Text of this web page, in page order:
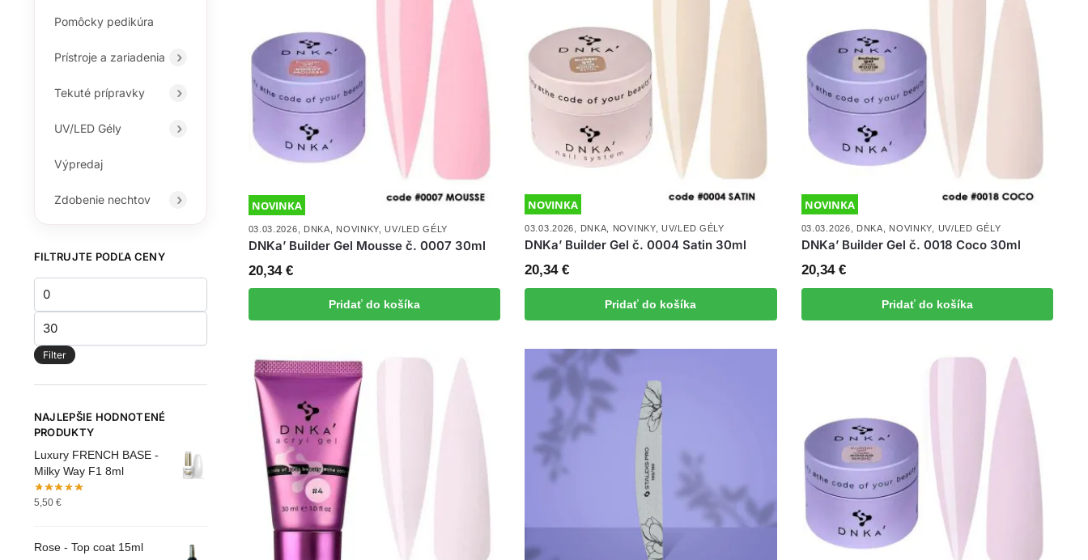
NOVINKA
03.03.2026 DNKA NOVINKY ,UV/LED GÉLY
DNKa’ Builder Gel Mousse č. 0007 30ml
20,34 €
Pridať do košíka
NOVINKA
03.03.2026 DNKA NOVINKY,UV/LED GÉLY
DNKa’ Builder Gel č. 0004 Satin 30ml
20,34€
Pridať do košíka
NOVINKA
03.03.2026 DNKA NOVINKY UV/LED GÉLY
DNKa’ Builder Gel č. 0018 Coco 30ml
20,34 €
Pridať do košíka
Pomôcky pedikúra
Prístroje a zariadenia
Tekuté prípravky
UV/LED Gély
Výpredaj
Zdobenie nechtov
FILTRUJTE PODĽA CENY
cena
cena
Filter
NAJLEPŠIE HODNOTENÉ
PRODUKTY
Luxury FRENCH BASE -
Milky Way F1 8ml
5,50 €
Rose - Top coat 15ml